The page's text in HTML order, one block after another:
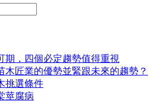
期，四個必定趨勢值得重視
木匠業的優勢並緊跟未來的趨勢？
挑選條件
莖腐病